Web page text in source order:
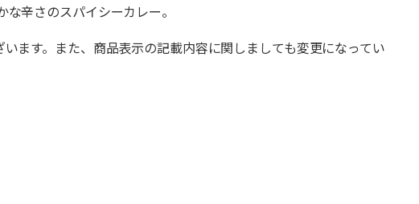
辛さのスパイシーカレー。
ます。また、商品表示の記載内容に関しましても変更になってい